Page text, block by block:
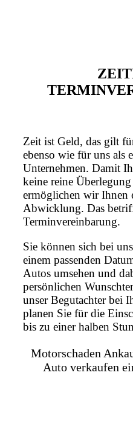
Zeit ist Geld, das gilt
ebenso wie für uns als
Unternehmen. Damit
keine reine
ermöglichen wir Ihnen
Abwicklung. Das
Terminvereinbarung.
Sie können sich bei
einem passenden
Autos umsehen und
persönlichen
unser Begutachter bei
planen Sie für die
bis zu einer halben
Motorschaden
Auto verkaufen